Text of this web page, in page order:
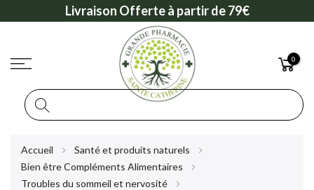
Livraison Offerte à partir de 79€
0
Accueil
Santé et produits naturels
Bien être Compléments Alimentaires
Troubles du sommeil et nervosité